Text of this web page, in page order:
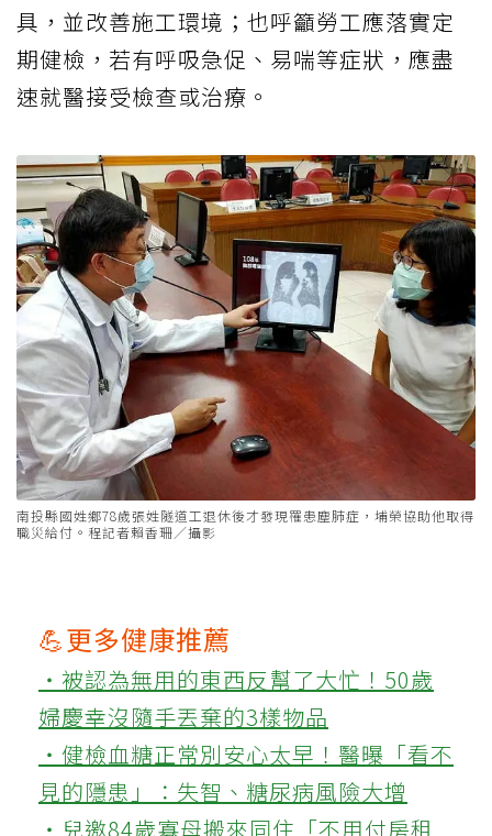
具，並改善施工環境；也呼籲勞工應落實定
期健檢，若有呼吸急促、易喘等症狀，應盡
速就醫接受檢查或治療。
南投縣國姓鄉78歲張姓隧道工退休後才發現罹患塵肺症，埔榮協助他取得
職災給付。程記者賴香珊／攝影
💪更多健康推薦
‧被認為無用的東西反幫了大忙！50歲
婦慶幸沒隨手丟棄的3樣物品
‧健檢血糖正常別安心太早！醫曝「看不
見的隱患」：失智、糖尿病風險大增
‧兒邀84歲寡母搬來同住「不用付房租